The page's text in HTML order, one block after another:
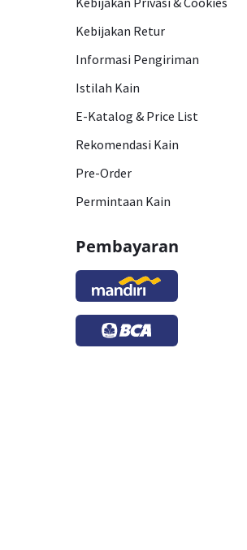
Kebijakan Retur
Informasi Pengiriman
Istilah Kain
E-Katalog & Price List
Rekomendasi Kain
Pre-Order
Permintaan Kain
Pembayaran